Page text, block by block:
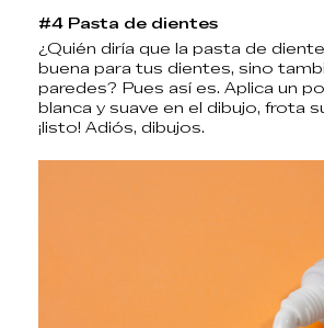
#4 Pasta de dientes
¿Quién diría que la pasta de
buena para tus dientes, sino
paredes? Pues así es. Aplica un
blanca y suave en el dibujo, frota
¡listo! Adiós, dibujos.